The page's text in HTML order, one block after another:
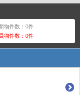
物件数：0件
物件数：0件